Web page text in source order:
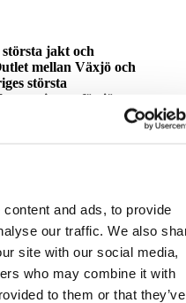
and ads, to provide
our traffic. We also
site with our social media,
who may combine it with
to them or that they’ve
10:00 - 18:00
10:00 - 17:00
10:00 - 14:00
10:00 - 18:00
jakt och
mellan Växjö och
största
sortiment för jägare,
med vår lokal inne i
allt för jägaren, fiskaren
hund och kattägaren.